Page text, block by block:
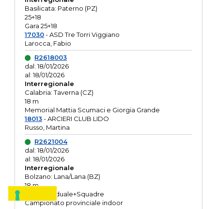
Basilicata: Paterno (PZ)
25+18
Gara 25+18
17030- ASD Tre Torri Viggiano
Larocca, Fabio
R2618003
dal: 18/01/2026
al: 18/01/2026
Interregionale
Calabria: Taverna (CZ)
18 m
Memorial Mattia Scumaci e Giorgia Grande
18013- ARCIERI CLUB LIDO
Russo, Martina
R2621004
dal: 18/01/2026
al: 18/01/2026
Interregionale
Bolzano: Lana/Lana (BZ)
18 m
O.R. Individuale+Squadre
Campionato provinciale indoor